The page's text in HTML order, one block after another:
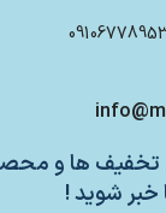
تخفیف ها و
خبر شوید !